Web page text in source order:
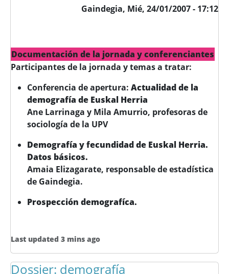
Gaindegia, Mié, 24/01/2007 - 17:12
Documentación de la jornada y conferenciantes
Participantes de la jornada y temas a tratar:
Conferencia de apertura: Actualidad de la
demografía de Euskal Herria
Ane Larrinaga y Mila Amurrio, profesoras de
sociología de la UPV
Demografía y fecundidad de Euskal Herria.
Datos básicos.
Amaia Elizagarate, responsable de estadística
de Gaindegia.
Prospección demografíca.
Last updated 3 mins ago
Dossier: demografía